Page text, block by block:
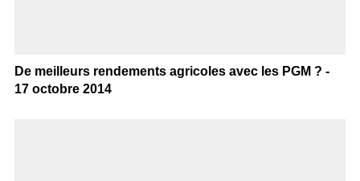
De meilleurs rendements agricoles avec les PGM ? -
17 octobre 2014